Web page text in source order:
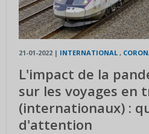
21-01-2022 | INTERNATIONAL ,
L'impact de la
sur les voyages en
(internationaux) :
d'attention